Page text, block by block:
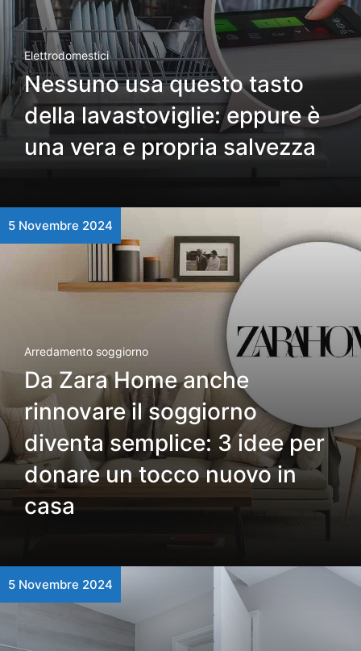
Elettrodomestici
Nessuno usa questo tasto
della lavastoviglie: eppure è
una vera e propria salvezza
5 Novembre 2024
Arredamento soggiorno
Da Zara Home anche
rinnovare il soggiorno
diventa semplice: 3 idee per
donare un tocco nuovo in
casa
5 Novembre 2024